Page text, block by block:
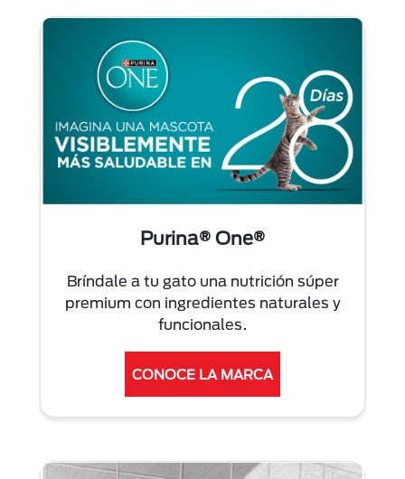
Purina® One®
Bríndale a tu gato una nutrición súper
premium con ingredientes naturales y
funcionales.
CONOCE LA MARCA